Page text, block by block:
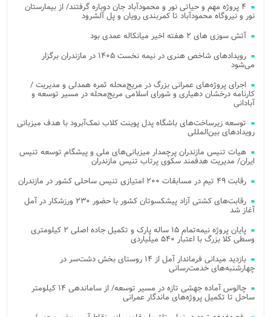
۴ پروژه مهم و حیاتی نور و محمودآباد جان دوباره گرفتند/ از بیمارستان
نور و نیروگاه محمودآباد تا کمربندی رویان و پل آلشرود
آتش‌ سوزی‌ های ۲ هفته اخیر میانکاله عمدی بود
رویدادهای شاخص هنری در نیمه نخست ۱۴۰۵ در مازندران برگزار
می‌شود
اجرای پروژه‌های عمرانی بزرگ در مریج‌محله ثمره همدلی و مدیریت /
کارنامه درخشان دهیاری و شورای اسلامی مریج‌محله در مسیر توسعه و
آبادانی
توسعه زیرساخت‌های باشگاه پدل پوینت کلاب نمک‌آبرود با هدف میزبانی
رویدادهای بین‌المللی
هیات تنیس مازندران پرچمدار میزبانی‌های ملی و پیشگام توسعه تنیس
ایران/ مدیریت هدفمند سکوی پرتاب تنیس مازندران
رقابت ۴۹ تیم در مسابقات ۲۰۰ امتیازی تنیس ساحلی کشور در مازندران
رقابت‌های کشتی آزاد پیشکسوتان کشور با حضور ۲۳۰ ورزشکار در آمل
آغاز شد
پایان پروژه نیمه‌تمام ۱۵ ساله پارک و تکمیل جاده اصلی ۲ کیلومتری
وسطی کلا بزرگ با اعتبار ۵۴۰ میلیاردی
بازدید میدانی فرماندار آمل از ۱۴ روستای بخش دشت‌سر در
چهارشنبه‌های خدمت‌رسانی
چالوس آماده جهشی تازه در مسیر توسعه/ از ساماندهی ۱۴ کیلومتر
ساحل تا تکمیل پروژه‌های ماندگار عمرانی